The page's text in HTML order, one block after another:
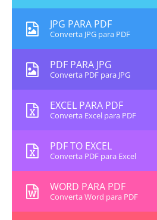
JPG PARA PDF
Converta JPG para PDF
PDF PARA JPG
Converta PDF para JPG
EXCEL PARA PDF
Converta Excel para PDF
PDF TO EXCEL
Converta PDF para Excel
WORD PARA PDF
Converta Word para PDF